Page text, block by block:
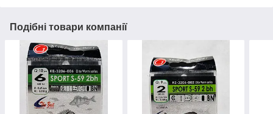
Подібні товари компанії